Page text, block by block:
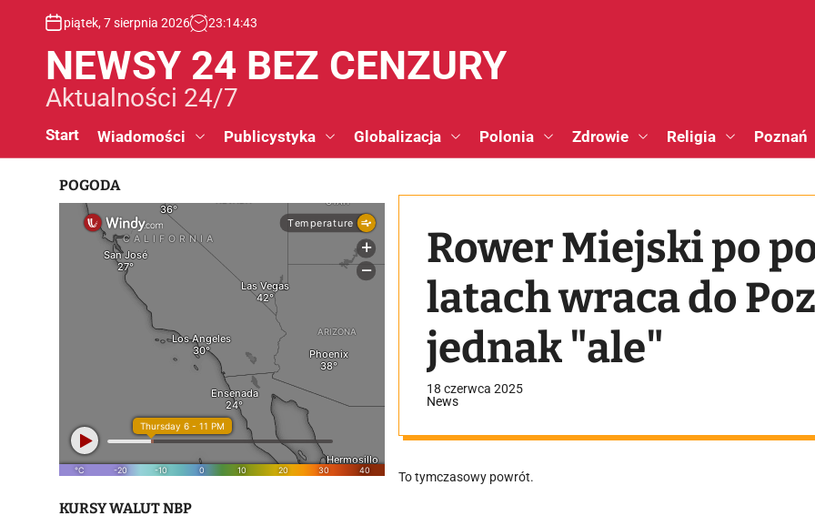
piątek, 7 sierpnia 2026 23:14:43
NEWSY 24 BEZ CENZURY
Aktualności 24/7
Start Wiadomości Publicystyka Globalizacja Polonia Zdrowie Religia Poznań
Rower Miejski po
latach wraca do
jednak "ale"
18 czerwca 2025
News
To tymczasowy powrót.
POGODA
KURSY WALUT NBP